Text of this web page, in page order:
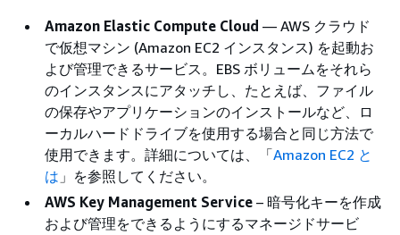
Amazon Elastic Compute Cloud — AWS クラウド
で仮想マシン (Amazon EC2 インスタンス) を起動お
よび管理できるサービス。EBS ボリュームをそれら
のインスタンスにアタッチし、たとえば、ファイル
の保存やアプリケーションのインストールなど、ロ
ーカルハードドライブを使用する場合と同じ方法で
使用できます。詳細については、「Amazon EC2 と
は 」を参照してください。
AWS Key Management Service – 暗号化キーを作成
および管理をできるようにするマネージドサービ